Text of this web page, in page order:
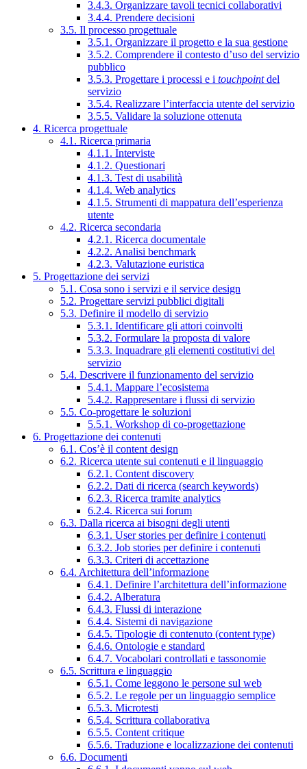
3.4.3. Organizzare tavoli tecnici collaborativi
3.4.4. Prendere decisioni
3.5. Il processo progettuale
3.5.1. Organizzare il progetto e la sua gestione
3.5.2. Comprendere il contesto d’uso del servizio
pubblico
3.5.3. Progettare i processi e i touchpointdel
servizio
3.5.4. Realizzare l’interfaccia utente del servizio
3.5.5. Validare la soluzione ottenuta
4. Ricerca progettuale
4.1. Ricerca primaria
4.1.1. Interviste
4.1.2. Questionari
4.1.3. Test di usabilità
4.1.4. Web analytics
4.1.5. Strumenti di mappatura dell’esperienza
utente
4.2. Ricerca secondaria
4.2.1. Ricerca documentale
4.2.2. Analisi benchmark
4.2.3. Valutazione euristica
5. Progettazione dei servizi
5.1. Cosa sono i servizi e il service design
5.2. Progettare servizi pubblici digitali
5.3. Definire il modello di servizio
5.3.1. Identificare gli attori coinvolti
5.3.2. Formulare la proposta di valore
5.3.3. Inquadrare gli elementi costitutivi del
servizio
5.4. Descrivere il funzionamento del servizio
5.4.1. Mappare l’ecosistema
5.4.2. Rappresentare i flussi di servizio
5.5. Co-progettare le soluzioni
5.5.1. Workshop di co-progettazione
6. Progettazione dei contenuti
6.1. Cos’è il content design
6.2. Ricerca utente sui contenuti e il linguaggio
6.2.1. Content discovery
6.2.2. Dati di ricerca (search keywords)
6.2.3. Ricerca tramite analytics
6.2.4. Ricerca sui forum
6.3. Dalla ricerca ai bisogni degli utenti
6.3.1. User stories per definire i contenuti
6.3.2. Job stories per definire i contenuti
6.3.3. Criteri di accettazione
6.4. Architettura dell’informazione
6.4.1. Definire l’architettura dell’informazione
6.4.2. Alberatura
6.4.3. Flussi di interazione
6.4.4. Sistemi di navigazione
6.4.5. Tipologie di contenuto (content type)
6.4.6. Ontologie e standard
6.4.7. Vocabolari controllati e tassonomie
6.5. Scrittura e linguaggio
6.5.1. Come leggono le persone sul web
6.5.2. Le regole per un linguaggio semplice
6.5.3. Microtesti
6.5.4. Scrittura collaborativa
6.5.5. Content critique
6.5.6. Traduzione e localizzazione dei contenuti
6.6. Documenti